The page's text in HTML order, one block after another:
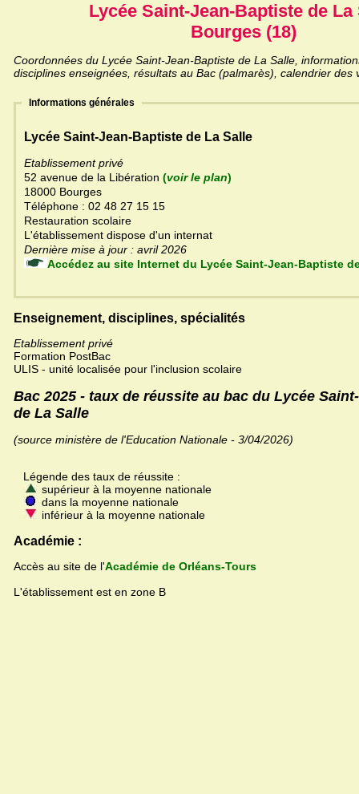
Lycée Saint-Jean-Baptiste de La
Bourges (18)
Coordonnées du Lycée Saint-Jean-Baptiste de La Salle,
disciplines enseignées, résultats au Bac (palmarès), calendrier des
Informations générales
Lycée Saint-Jean-Baptiste de La Salle
Etablissement privé
52 avenue de la Libération (voir le plan)
18000 Bourges
Téléphone : 02 48 27 15 15
Restauration scolaire
L'établissement dispose d'un internat
Dernière mise à jour : avril 2026
Accédez au site Internet du Lycée Saint-Jean-
Enseignement, disciplines, spécialités
Etablissement privé
Formation PostBac
ULIS - unité localisée pour l'inclusion scolaire
Bac 2025 - taux de réussite au bac du Lycée
de La Salle
(source ministère de l'Education Nationale - 3/04/2026)
Légende des taux de réussite :
supérieur à la moyenne nationale
dans la moyenne nationale
inférieur à la moyenne nationale
Académie :
Accès au site de l'Académie de Orléans-Tours
L'établissement est en zone B